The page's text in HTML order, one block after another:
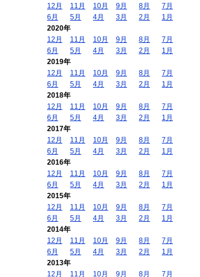
12月
11月 10月 9月 8月
7月
6月
5月 4月 3月 2月
1月
2020年
12月
11月 10月 9月 8月
7月
6月
5月 4月 3月 2月
1月
2019年
12月
11月 10月 9月 8月
7月
6月
5月 4月 3月 2月
1月
2018年
12月
11月 10月 9月 8月
7月
6月
5月 4月 3月 2月
1月
2017年
12月
11月 10月 9月 8月
7月
6月
5月 4月 3月 2月
1月
2016年
12月
11月 10月 9月 8月
7月
6月
5月 4月 3月 2月
1月
2015年
12月
11月 10月 9月 8月
7月
6月
5月 4月 3月 2月
1月
2014年
12月
11月 10月 9月 8月
7月
6月
5月 4月 3月 2月
1月
2013年
12月
11月 10月 9月 8月 7月